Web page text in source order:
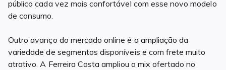
público cada vez mais confortável com esse novo modelo
de consumo.
Outro avanço do mercado online é a ampliação da
variedade de segmentos disponíveis e com frete muito
atrativo. A Ferreira Costa ampliou o mix ofertado no